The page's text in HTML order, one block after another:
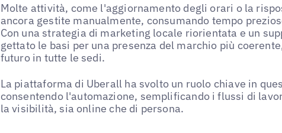
Molte attività, come l'aggiornamento degli orari o la
ancora gestite manualmente, consumando tempo
Con una strategia di marketing locale riorientata e un
gettato le basi per una presenza del marchio più
futuro in tutte le sedi.
La piattaforma di Uberall ha svolto un ruolo chiave in
consentendo l'automazione, semplificando i flussi di
la visibilità, sia online che di persona.